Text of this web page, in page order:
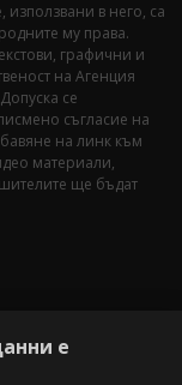
в него, са
му права.
графични и
на Агенция
се
съгласие на
на линк към
материали,
ще бъдат
е